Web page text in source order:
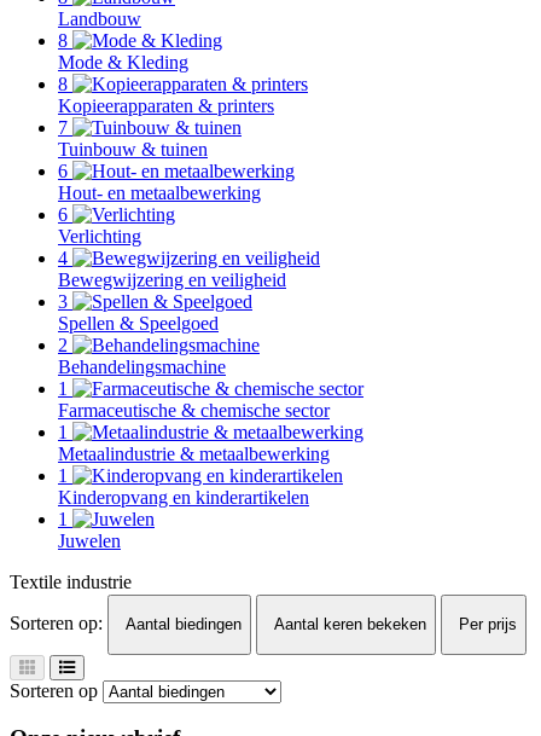
Landbouw
8
Mode & Kleding
8
Kopieerapparaten & printers
7
Tuinbouw & tuinen
6
Hout- en metaalbewerking
6
Verlichting
4
Bewegwijzering en veiligheid
3
Spellen & Speelgoed
2
Behandelingsmachine
1
Farmaceutische & chemische sector
1
Metaalindustrie & metaalbewerking
1
Kinderopvang en kinderartikelen
1
Juwelen
Textile industrie
Sorteren op:
Aantal biedingen Aantal keren bekeken Per prijs
Sorteren op